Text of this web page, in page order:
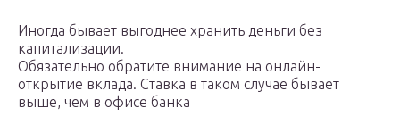
Иногда бывает выгоднее хранить деньги без
капитализации.
Обязательно обратите внимание на онлайн-
открытие вклада. Ставка в таком случае бывает
выше, чем в офисе банка